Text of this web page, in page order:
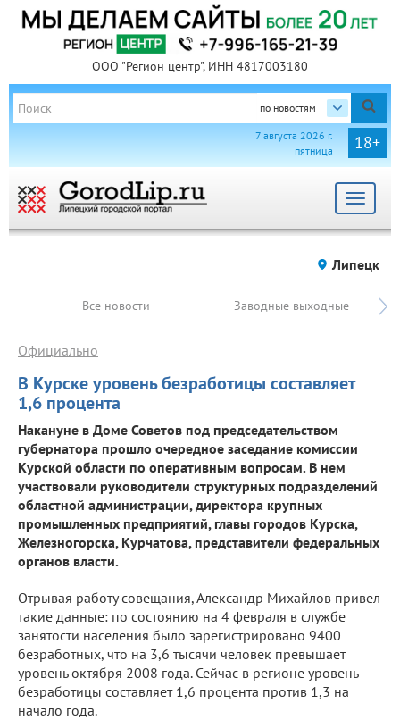
ООО "Регион центр", ИНН 4817003180
по новостям
18+
7 августа 2026 г.
пятница
Toggle
Липецк
Все новости Заводные выходные
В Курске уровень безработицы составляет
1,6 процента
Официально
Накануне в Доме Советов под председательством
губернатора прошло очередное заседание комиссии
Курской области по оперативным вопросам. В нем
участвовали руководители структурных подразделений
областной администрации, директора крупных
промышленных предприятий, главы городов Курска,
Железногорска, Курчатова, представители федеральных
органов власти.
Отрывая работу совещания, Александр Михайлов привел
такие данные: по состоянию на 4 февраля в службе
занятости населения было зарегистрировано 9400
безработных, что на 3,6 тысячи человек превышает
уровень октября 2008 года. Сейчас в регионе уровень
безработицы составляет 1,6 процента против 1,3 на
начало года.